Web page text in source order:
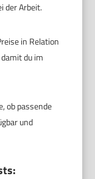
der Arbeit.
in Relation
du im
ob passende
und